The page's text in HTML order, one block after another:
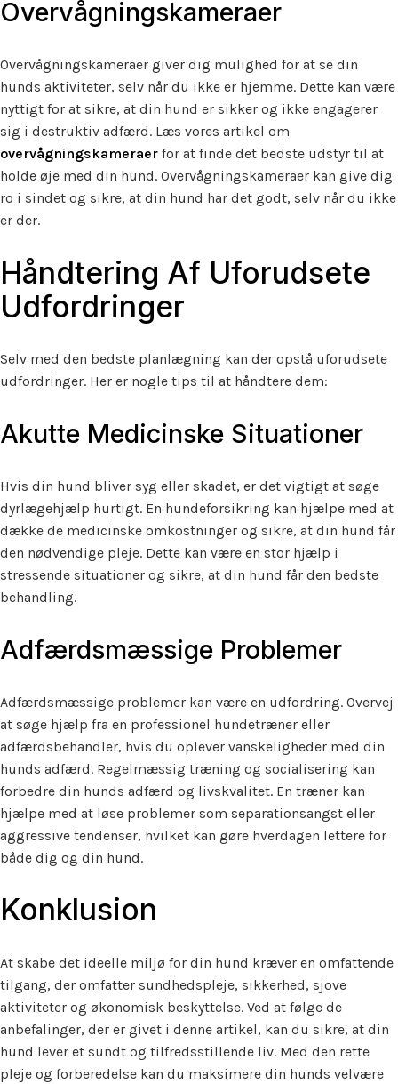
Overvågningskameraer
Overvågningskameraer giver dig mulighed for at se din
hunds aktiviteter, selv når du ikke er hjemme. Dette kan være
nyttigt for at sikre, at din hund er sikker og ikke engagerer
sig i destruktiv adfærd. Læs vores artikel om
overvågningskameraer for at finde det bedste udstyr til at
holde øje med din hund. Overvågningskameraer kan give dig
ro i sindet og sikre, at din hund har det godt, selv når du ikke
er der.
Håndtering Af Uforudsete
Udfordringer
Selv med den bedste planlægning kan der opstå uforudsete
udfordringer. Her er nogle tips til at håndtere dem:
Akutte Medicinske Situationer
Hvis din hund bliver syg eller skadet, er det vigtigt at søge
dyrlægehjælp hurtigt. En hundeforsikring kan hjælpe med at
dække de medicinske omkostninger og sikre, at din hund får
den nødvendige pleje. Dette kan være en stor hjælp i
stressende situationer og sikre, at din hund får den bedste
behandling.
Adfærdsmæssige Problemer
Adfærdsmæssige problemer kan være en udfordring. Overvej
at søge hjælp fra en professionel hundetræner eller
adfærdsbehandler, hvis du oplever vanskeligheder med din
hunds adfærd. Regelmæssig træning og socialisering kan
forbedre din hunds adfærd og livskvalitet. En træner kan
hjælpe med at løse problemer som separationsangst eller
aggressive tendenser, hvilket kan gøre hverdagen lettere for
både dig og din hund.
Konklusion
At skabe det ideelle miljø for din hund kræver en omfattende
tilgang, der omfatter sundhedspleje, sikkerhed, sjove
aktiviteter og økonomisk beskyttelse. Ved at følge de
anbefalinger, der er givet i denne artikel, kan du sikre, at din
hund lever et sundt og tilfredsstillende liv. Med den rette
pleje og forberedelse kan du maksimere din hunds velvære